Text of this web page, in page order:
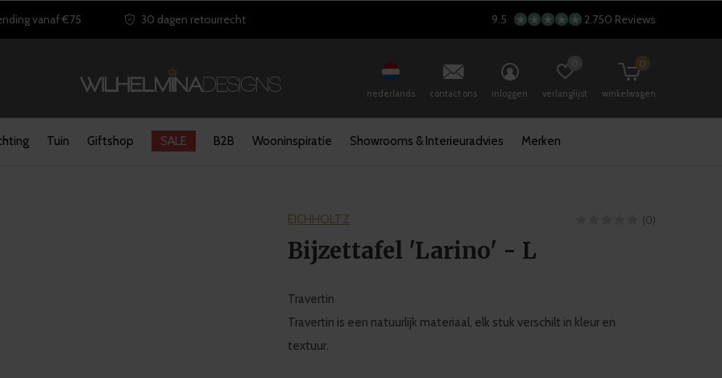
Tuin Giftshop SALE B2B Wooninspiratie Showrooms & Interieuradvies Merken
nederlands contact ons inloggen verlanglijst winkelwagen
0
vanaf €75 30 dagen retourrecht 9.5 2.750 Reviews
EICHHOLTZ (0)
Bijzettafel 'Larino' - L
Travertin
Travertin is een natuurlijk materiaal, elk stuk verschilt in kleur en
textuur.